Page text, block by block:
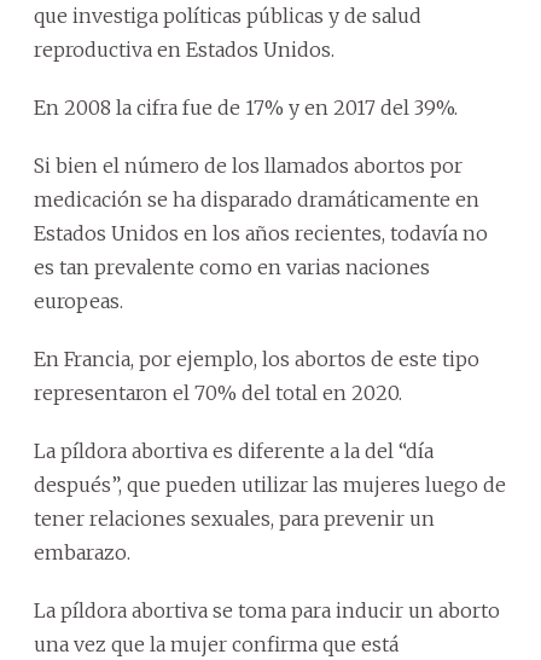
que investiga políticas públicas y de salud
reproductiva en Estados Unidos.
En 2008 la cifra fue de 17% y en 2017 del 39%.
Si bien el número de los llamados abortos por
medicación se ha disparado dramáticamente en
Estados Unidos en los años recientes, todavía no
es tan prevalente como en varias naciones
europeas.
En Francia, por ejemplo, los abortos de este tipo
representaron el 70% del total en 2020.
La píldora abortiva es diferente a la del “día
después”, que pueden utilizar las mujeres luego de
tener relaciones sexuales, para prevenir un
embarazo.
La píldora abortiva se toma para inducir un aborto
una vez que la mujer confirma que está